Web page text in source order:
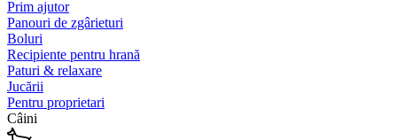
Prim ajutor
Panouri de zgârieturi
Boluri
Recipiente pentru hrană
Paturi & relaxare
Jucării
Pentru proprietari
Câini